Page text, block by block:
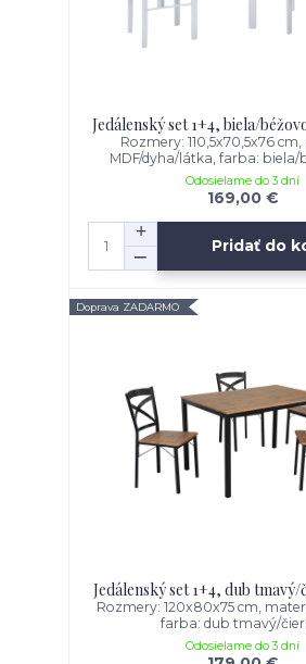
Jedálenský set 1+4, biela/
Rozmery: 110,5x70,5x76
MDF/dyha/látka, farba: biela/
169,00 €
Odosielame do 3 dní
Pridať do
Doprava ZADARMO
Jedálenský set 1+4, dub
Rozmery: 120x80x75 cm,
farba: dub tmavý/
Odosielame do 3 dní